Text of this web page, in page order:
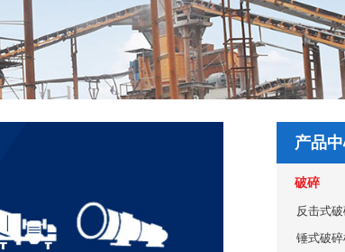
产品
破碎
反击式
锤式破